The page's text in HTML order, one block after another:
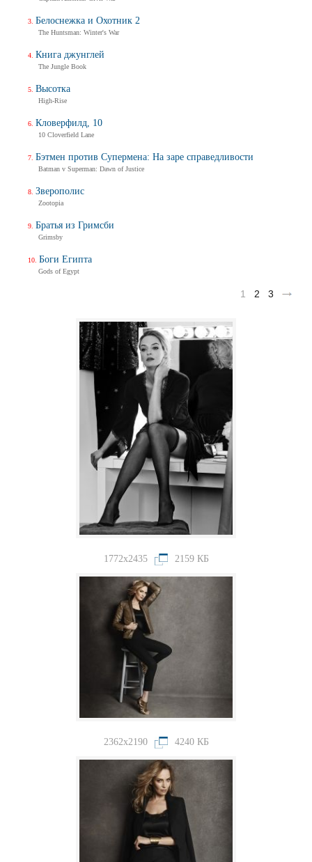
1 2 3
1772x2435 2159 КБ
2362x2190 4240 КБ
Белоснежка и Охотник 2
The Huntsman: Winter's War
Книга джунглей
The Jungle Book
Высотка
High-Rise
Кловерфилд, 10
10 Cloverfield Lane
Бэтмен против Супермена: На заре справедливости
Batman v Superman: Dawn of Justice
Зверополис
Zootopia
Братья из Гримсби
Grimsby
Боги Египта
Gods of Egypt